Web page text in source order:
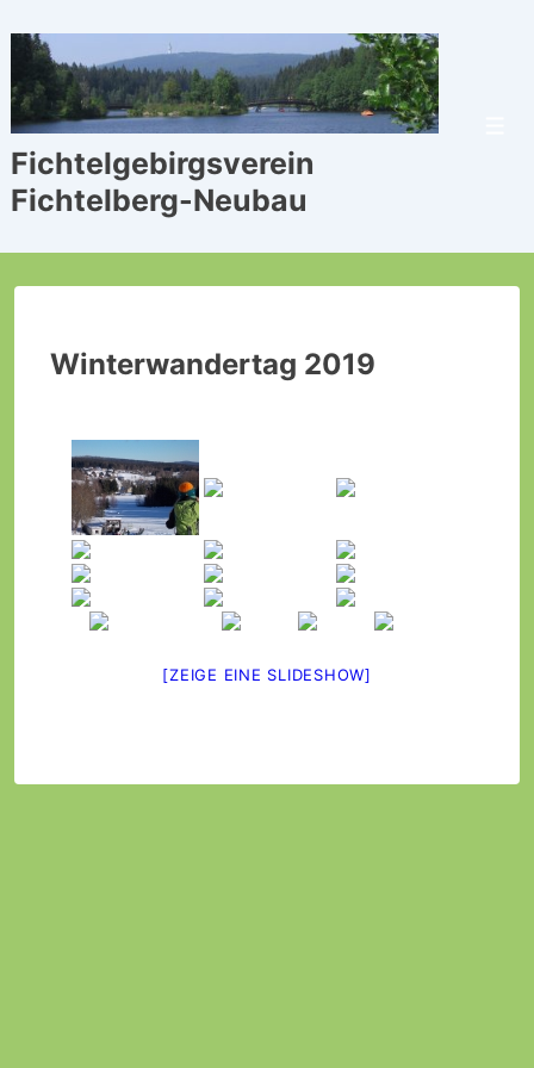
Zum
Inhalt
Fichtelgebirgsverein
Fichtelberg-Neubau
Winterwandertag 2019
[ZEIGE EINE SLIDESHOW]